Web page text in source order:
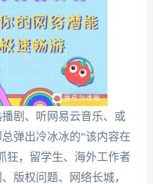
剧、听网易云音乐、或
弹出冷冰冰的“该内容在
，留学生、海外工作者
版权问题、网络长城，